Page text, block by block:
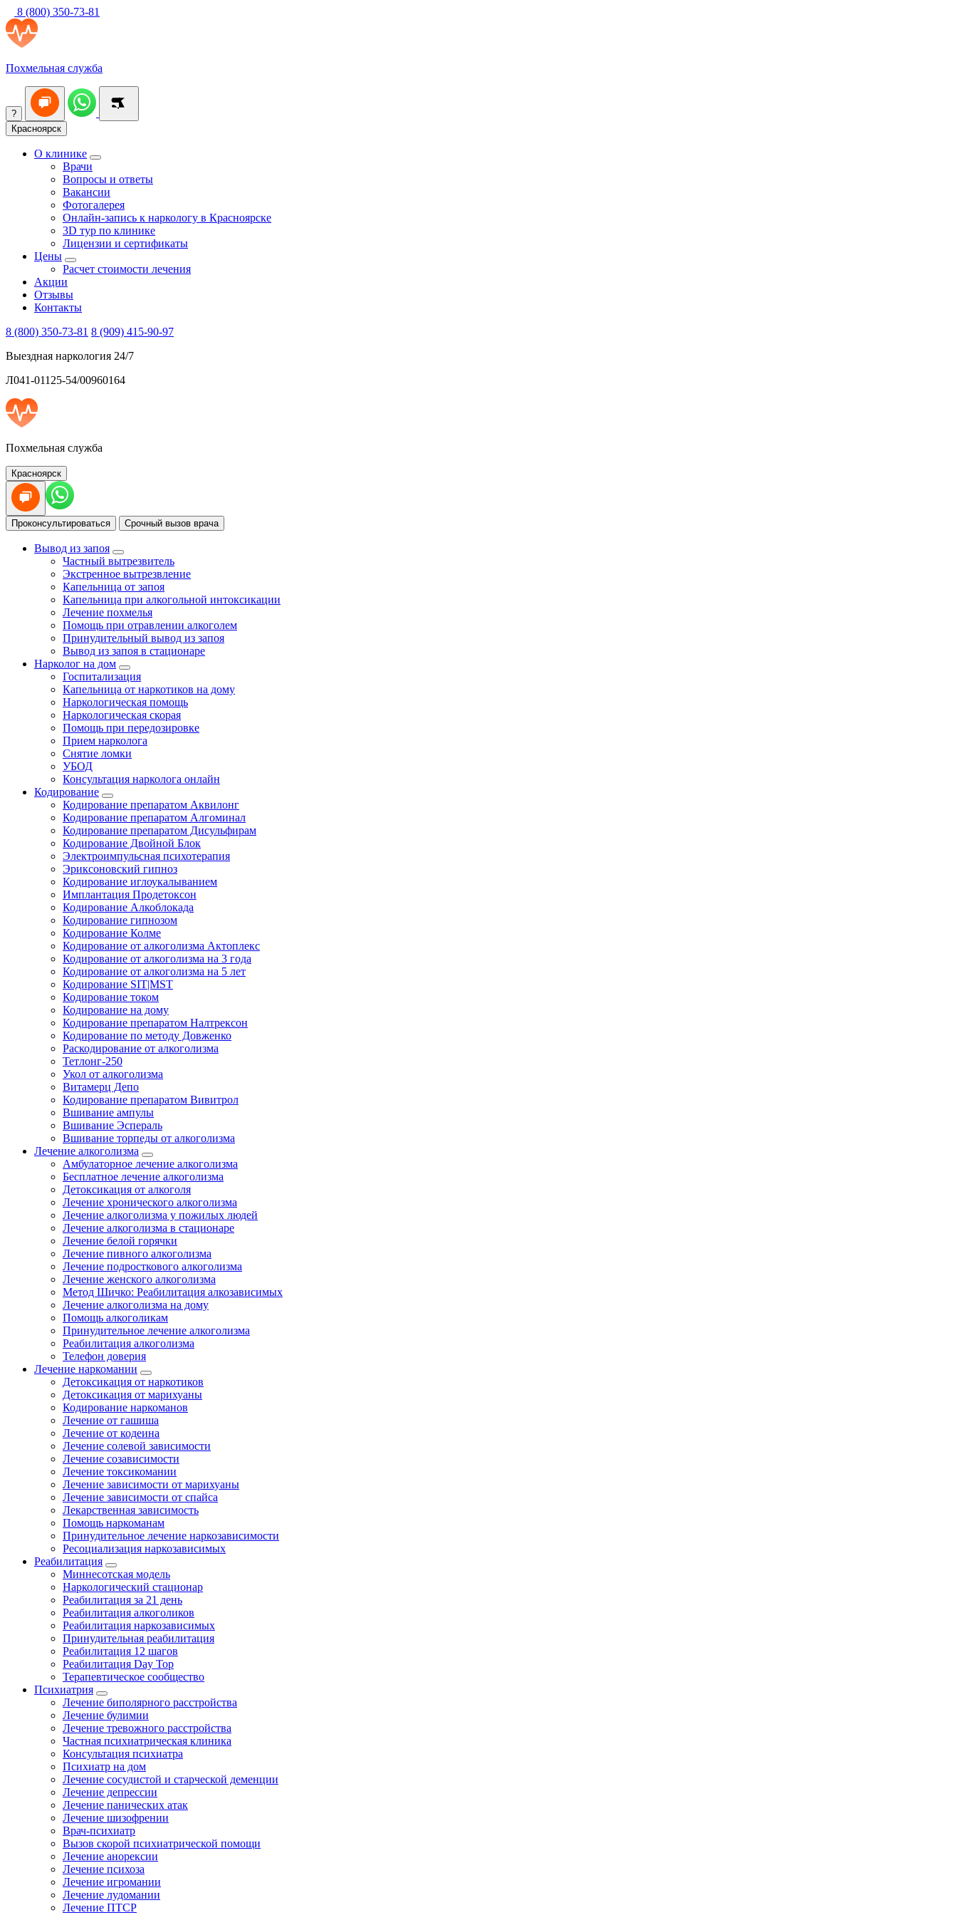
8 (800) 350-73-81
Похмельная служба
?
Красноярск
О клинике
Врачи
Вопросы и ответы
Вакансии
Фотогалерея
Онлайн-запись к наркологу в Красноярске
3D тур по клинике
Лицензии и сертификаты
Цены
Расчет стоимости лечения
Акции
Отзывы
Контакты
8 (800) 350-73-81 8 (909) 415-90-97
Выездная наркология 24/7
Л041-01125-54/00960164
Похмельная служба
Красноярск
Проконсультироваться Срочный вызов врача
Вывод из запоя
Частный вытрезвитель
Экстренное вытрезвление
Капельница от запоя
Капельница при алкогольной интоксикации
Лечение похмелья
Помощь при отравлении алкоголем
Принудительный вывод из запоя
Вывод из запоя в стационаре
Нарколог на дом
Госпитализация
Капельница от наркотиков на дому
Наркологическая помощь
Наркологическая скорая
Помощь при передозировке
Прием нарколога
Снятие ломки
УБОД
Консультация нарколога онлайн
Кодирование
Кодирование препаратом Аквилонг
Кодирование препаратом Алгоминал
Кодирование препаратом Дисульфирам
Кодирование Двойной Блок
Электроимпульсная психотерапия
Эриксоновский гипноз
Кодирование иглоукалыванием
Имплантация Продетоксон
Кодирование Алкоблокада
Кодирование гипнозом
Кодирование Колме
Кодирование от алкоголизма Актоплекс
Кодирование от алкоголизма на 3 года
Кодирование от алкоголизма на 5 лет
Кодирование SIT|MST
Кодирование током
Кодирование на дому
Кодирование препаратом Налтрексон
Кодирование по методу Довженко
Раскодирование от алкоголизма
Тетлонг-250
Укол от алкоголизма
Витамерц Депо
Кодирование препаратом Вивитрол
Вшивание ампулы
Вшивание Эспераль
Вшивание торпеды от алкоголизма
Лечение алкоголизма
Амбулаторное лечение алкоголизма
Бесплатное лечение алкоголизма
Детоксикация от алкоголя
Лечение хронического алкоголизма
Лечение алкоголизма у пожилых людей
Лечение алкоголизма в стационаре
Лечение белой горячки
Лечение пивного алкоголизма
Лечение подросткового алкоголизма
Лечение женского алкоголизма
Метод Шичко: Реабилитация алкозависимых
Лечение алкоголизма на дому
Помощь алкоголикам
Принудительное лечение алкоголизма
Реабилитация алкоголизма
Телефон доверия
Лечение наркомании
Детоксикация от наркотиков
Детоксикация от марихуаны
Кодирование наркоманов
Лечение от гашиша
Лечение от кодеина
Лечение солевой зависимости
Лечение созависимости
Лечение токсикомании
Лечение зависимости от марихуаны
Лечение зависимости от спайса
Лекарственная зависимость
Помощь наркоманам
Принудительное лечение наркозависимости
Ресоциализация наркозависимых
Реабилитация
Миннесотская модель
Наркологический стационар
Реабилитация за 21 день
Реабилитация алкоголиков
Реабилитация наркозависимых
Принудительная реабилитация
Реабилитация 12 шагов
Реабилитация Day Top
Терапевтическое сообщество
Психиатрия
Лечение биполярного расстройства
Лечение булимии
Лечение тревожного расстройства
Частная психиатрическая клиника
Консультация психиатра
Психиатр на дом
Лечение сосудистой и старческой деменции
Лечение депрессии
Лечение панических атак
Лечение шизофрении
Врач-психиатр
Вызов скорой психиатрической помощи
Лечение анорексии
Лечение психоза
Лечение игромании
Лечение лудомании
Лечение ПТСР